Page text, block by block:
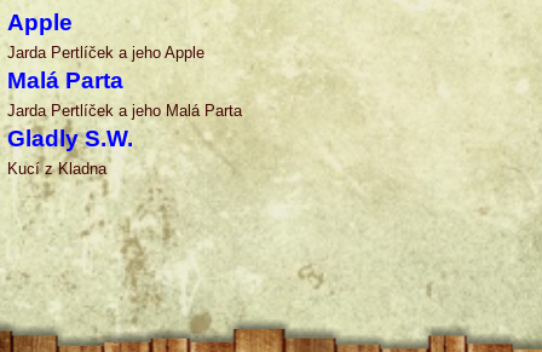
Apple
Jarda Pertlíček a jeho Apple
Malá Parta
Jarda Pertlíček a jeho Malá Parta
Gladly S.W.
Kucí z Kladna